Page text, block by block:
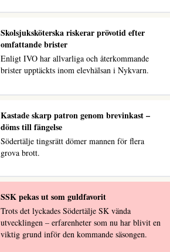
Skolsjuksköterska riskerar prövotid efter
omfattande brister
Enligt IVO har allvarliga och återkommande
brister upptäckts inom elevhälsan i Nykvarn.
Kastade skarp patron genom brevinkast –
döms till fängelse
Södertälje tingsrätt dömer mannen för flera
grova brott.
SSK pekas ut som guldfavorit
Trots det lyckades Södertälje SK vända
utvecklingen – erfarenheter som nu har blivit en
viktig grund inför den kommande säsongen.